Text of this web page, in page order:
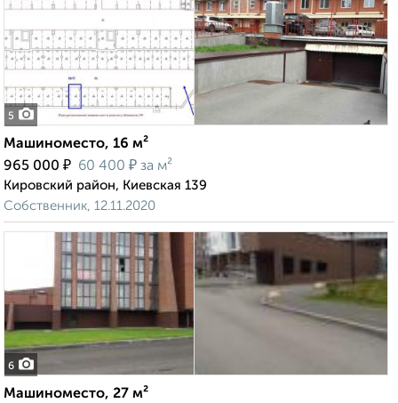
5
Машиноместо, 16 м²
965 000 ₽ 60 400 ₽ за м²
Кировский район, Киевская 139
Собственник, 12.11.2020
6
Машиноместо, 27 м²